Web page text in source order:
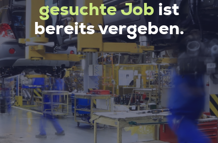
gesuchte Job ist
bereits vergeben.